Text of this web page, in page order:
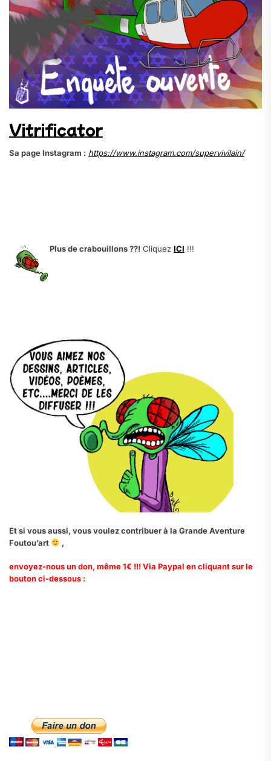
Vitrificator
Sa page Instagram : https://www.instagram.com/supervivilain/
Plus de crabouillons ??! Cliquez ICI !!!
Et si vous aussi, vous voulez contribuer à la Grande Aventure
Foutou’art
,
envoyez-nous un don, même 1€ !!! Via Paypal en cliquant sur le
bouton ci-dessous :